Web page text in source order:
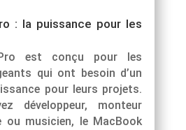
: la puissance pour les
est conçu pour les
qui ont besoin d’un
pour leurs projets.
développeur, monteur
ou musicien, le MacBook